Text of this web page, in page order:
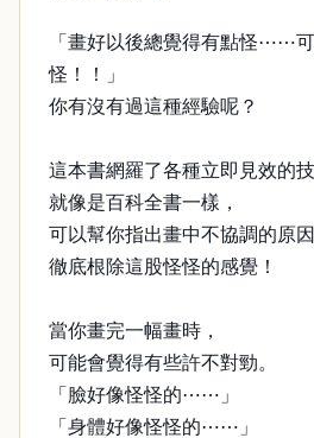
「畫好以後總覺得有點怪⋯⋯
怪！！」
你有沒有過這種經驗呢？
這本書網羅了各種立即見效的技
就像是百科全書一樣，
可以幫你指出畫中不協調的原因
徹底根除這股怪怪的感覺！
當你畫完一幅畫時，
可能會覺得有些許不對勁。
「臉好像怪怪的⋯⋯」
「身體好像怪怪的⋯⋯」